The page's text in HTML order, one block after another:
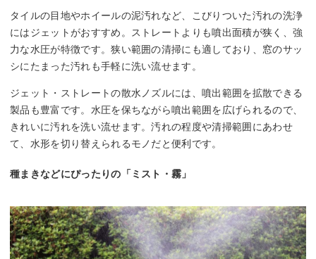
タイルの目地やホイールの泥汚れなど、こびりついた汚れの洗浄
にはジェットがおすすめ。ストレートよりも噴出面積が狭く、強
力な水圧が特徴です。狭い範囲の清掃にも適しており、窓のサッ
シにたまった汚れも手軽に洗い流せます。
ジェット・ストレートの散水ノズルには、噴出範囲を拡散できる
製品も豊富です。水圧を保ちながら噴出範囲を広げられるので、
きれいに汚れを洗い流せます。汚れの程度や清掃範囲にあわせ
て、水形を切り替えられるモノだと便利です。
種まきなどにぴったりの「ミスト・霧」